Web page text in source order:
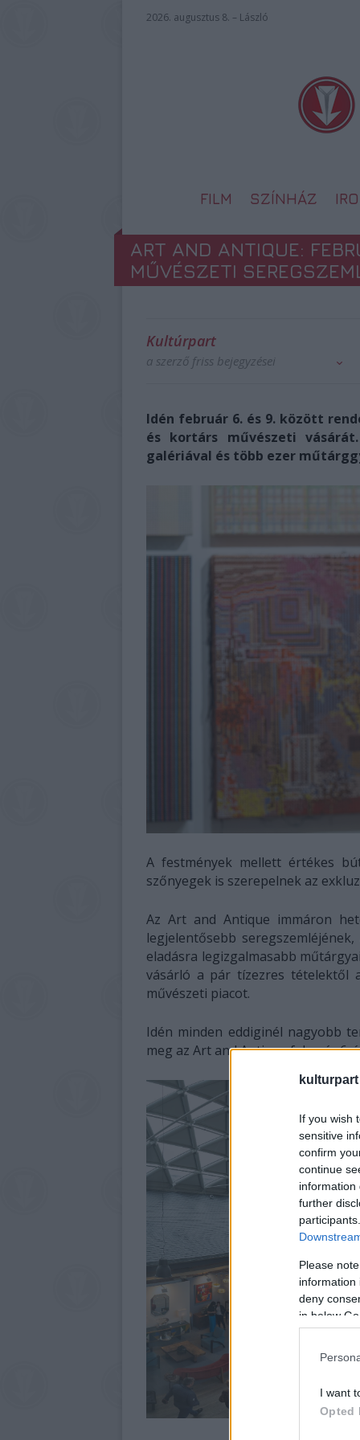
kulturpart
If you wish
sensitive
confirm
continue
information
further
Please
information
deny
in below
I want
Opted
2026. augusztus 8. – László
FILM SZÍNHÁZ
ART AND ANTIQUE:
MŰVÉSZETI
Kultúrpart
a szerző friss bejegyzései
Idén február 6. és 9. között
és kortárs művészeti
galériával és több ezer
A festmények mellett értékes
szőnyegek is szerepelnek az
Az Art and Antique immáron
legjelentősebb
eladásra legizgalmasabb
vásárló a pár tízezres tételektől
művészeti piacot.
Idén minden eddiginél nagyobb
meg az Art and Antique február 6-